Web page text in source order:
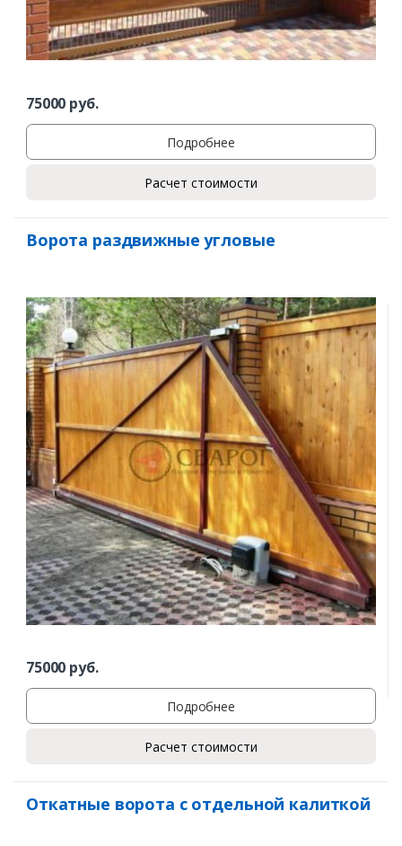
75000 руб.
Подробнее
Расчет стоимости
Ворота раздвижные угловые
75000 руб.
Подробнее
Расчет стоимости
Откатные ворота с отдельной калиткой